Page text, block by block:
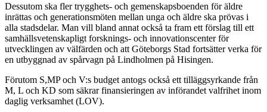
Dessutom ska fler trygghets- och gemenskapsboenden för äldre
inrättas och generationsmöten mellan unga och äldre ska prövas i
alla stadsdelar. Man vill bland annat också ta fram ett förslag till ett
samhällsvetenskapligt forsknings- och innovationscenter för
utvecklingen av välfärden och att Göteborgs Stad fortsätter verka för
en utbyggnad av spårvagn på Lindholmen på Hisingen.
Förutom S,MP och V:s budget antogs också ett tilläggsyrkande från
M, L och KD som säkrar finansieringen av införandet valfrihet inom
daglig verksamhet (LOV).